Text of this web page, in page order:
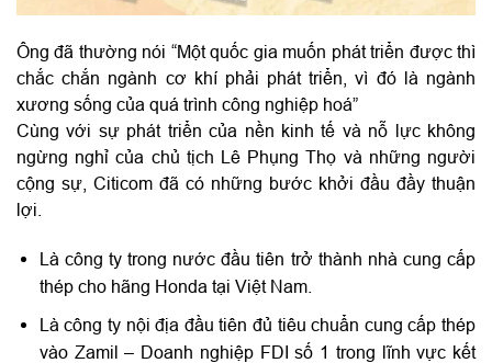
Ông đã thường nói “Một quốc gia muốn phát triển được thì
chắc chắn ngành cơ khí phải phát triển, vì đó là ngành
xương sống của quá trình công nghiệp hoá”
Cùng với sự phát triển của nền kinh tế và nỗ lực không
ngừng nghỉ của chủ tịch Lê Phụng Thọ và những người
cộng sự, Citicom đã có những bước khởi đầu đầy thuận
lợi.
Là công ty trong nước đầu tiên trở thành nhà cung cấp
thép cho hãng Honda tại Việt Nam.
Là công ty nội địa đầu tiên đủ tiêu chuẩn cung cấp thép
vào Zamil – Doanh nghiệp FDI số 1 trong lĩnh vực kết